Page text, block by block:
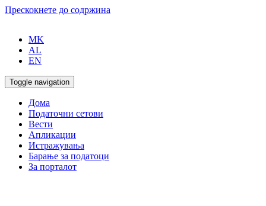
Прескокнете до содржина
MK
AL
EN
Toggle navigation
Дома
Податочни сетови
Вести
Апликации
Истражувања
Барање за податоци
За порталот